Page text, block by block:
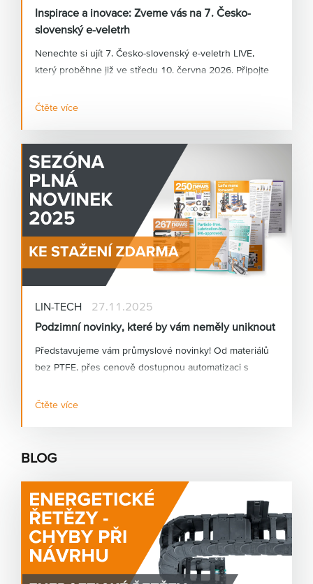
Inspirace a inovace: Zveme vás na 7. Česko-
slovenský e-veletrh
Nenechte si ujít 7. Česko-slovenský e-veletrh LIVE,
který proběhne již ve středu 10. června 2026. Připojte
stánku igus® v Kolíně nad Rýnem. Naši specialisté vám
Čtěte více
LIN-TECH
27.11.2025
Podzimní novinky, které by vám neměly uniknout
Představujeme vám průmyslové novinky! Od materiálů
bez PTFE, přes cenově dostupnou automatizaci s
Čtěte více
BLOG